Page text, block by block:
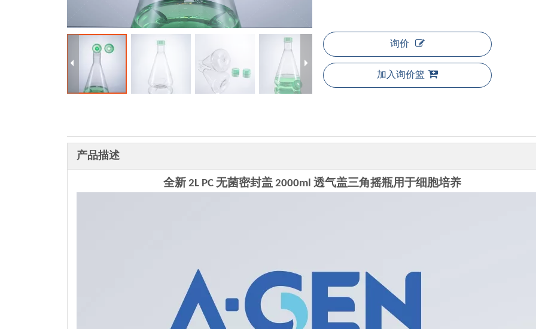
询价
加入询价篮
产品描述
全新 2L PC 无菌密封盖 2000ml 透气盖三角摇瓶用于细胞培养